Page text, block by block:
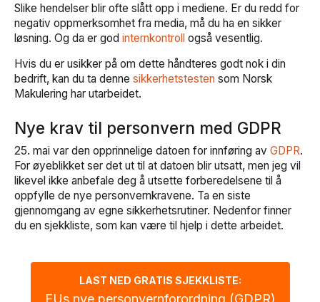
Slike hendelser blir ofte slått opp i mediene. Er du redd for
negativ oppmerksomhet fra media, må du ha en sikker
løsning. Og da er god internkontroll også vesentlig.
Hvis du er usikker på om dette håndteres godt nok i din
bedrift, kan du ta denne sikkerhetstesten som Norsk
Makulering har utarbeidet.
Nye krav til personvern med GDPR
25. mai var den opprinnelige datoen for innføring av GDPR.
For øyeblikket ser det ut til at datoen blir utsatt, men jeg vil
likevel ikke anbefale deg å utsette forberedelsene til å
oppfylle de nye personvernkravene. Ta en siste
gjennomgang av egne sikkerhetsrutiner. Nedenfor finner
du en sjekkliste, som kan være til hjelp i dette arbeidet.
LAST NED GRATIS SJEKKLISTE:
EUs nye personvernforordning (GDPR)